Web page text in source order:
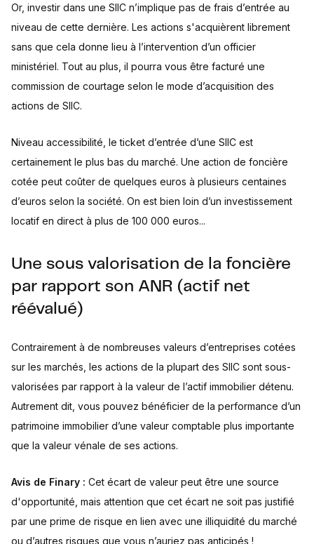
Or, investir dans une SIIC n’implique pas de frais d’entrée au
niveau de cette dernière. Les actions s'acquièrent librement
sans que cela donne lieu à l’intervention d’un officier
ministériel. Tout au plus, il pourra vous être facturé une
commission de courtage selon le mode d’acquisition des
actions de SIIC.
Niveau accessibilité, le ticket d’entrée d’une SIIC est
certainement le plus bas du marché. Une action de foncière
cotée peut coûter de quelques euros à plusieurs centaines
d’euros selon la société. On est bien loin d’un investissement
locatif en direct à plus de 100 000 euros...
Une sous valorisation de la foncière
par rapport son ANR (actif net
réévalué)
Contrairement à de nombreuses valeurs d’entreprises cotées
sur les marchés, les actions de la plupart des SIIC sont sous-
valorisées par rapport à la valeur de l’actif immobilier détenu.
Autrement dit, vous pouvez bénéficier de la performance d’un
patrimoine immobilier d’une valeur comptable plus importante
que la valeur vénale de ses actions.
Avis de Finary : Cet écart de valeur peut être une source
d'opportunité, mais attention que cet écart ne soit pas justifié
par une prime de risque en lien avec une illiquidité du marché
ou d’autres risques que vous n’auriez pas anticipés !